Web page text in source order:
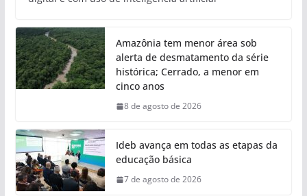
Amazônia tem menor área sob
alerta de desmatamento da série
histórica; Cerrado, a menor em
cinco anos
8 de agosto de 2026
Ideb avança em todas as etapas da
educação básica
7 de agosto de 2026